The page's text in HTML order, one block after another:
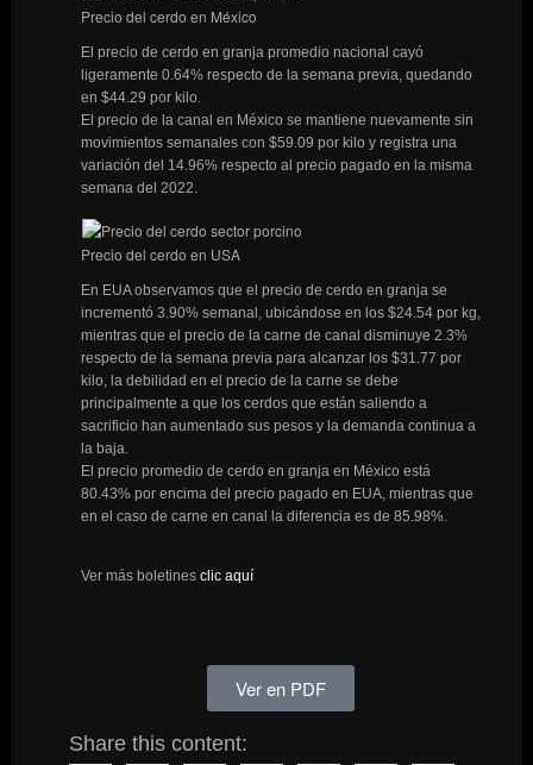
Precio del cerdo en México
El precio de cerdo en granja promedio nacional cayó
ligeramente 0.64% respecto de la semana previa, quedando
en $44.29 por kilo.
El precio de la canal en México se mantiene nuevamente sin
movimientos semanales con $59.09 por kilo y registra una
variación del 14.96% respecto al precio pagado en la misma
semana del 2022.
Precio del cerdo en USA
En EUA observamos que el precio de cerdo en granja se
incrementó 3.90% semanal, ubicándose en los $24.54 por kg,
mientras que el precio de la carne de canal disminuye 2.3%
respecto de la semana previa para alcanzar los $31.77 por
kilo, la debilidad en el precio de la carne se debe
principalmente a que los cerdos que están saliendo a
sacrificio han aumentado sus pesos y la demanda continua a
la baja.
El precio promedio de cerdo en granja en México está
80.43% por encima del precio pagado en EUA, mientras que
en el caso de carne en canal la diferencia es de 85.98%.
Ver más boletines clic aquí
Ver en PDF
Share this content: